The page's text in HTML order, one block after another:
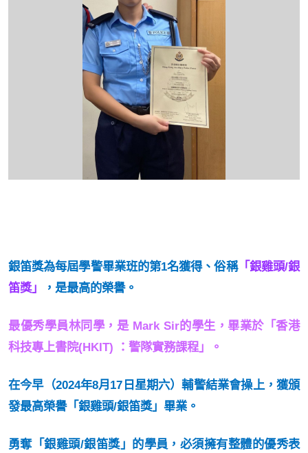
銀笛獎為每屆學警畢業班的第1名獲得、俗稱「銀雞頭/銀
笛獎」
，是最高的榮譽。
最優秀學員林同學， 是 Mark Sir的學生，畢業於「香港
科技專上書院(HKIT) ：警隊實務課程」。
在今早（2024年8月 17 日星期六）輔警結業會操上，獲頒
發最高榮譽「銀雞頭/銀笛獎」 畢業。
勇奪「銀雞頭/銀笛獎」的學員，必須擁有整體的優秀表